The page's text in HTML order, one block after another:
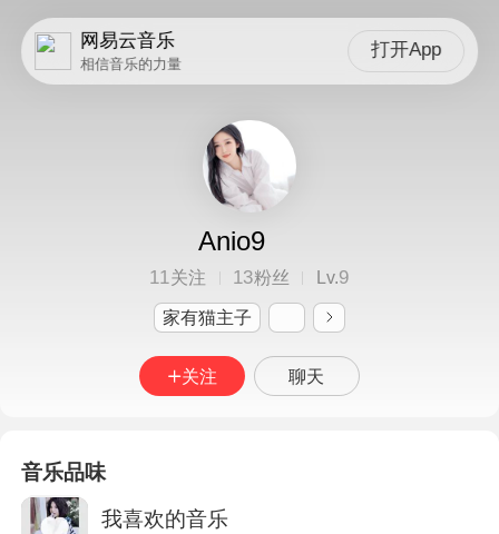
网易云音乐
相信音乐的力量
打开App
Anio9
11关注 13粉丝 Lv.9
家有猫主子
关注 聊天
音乐品味
我喜欢的音乐